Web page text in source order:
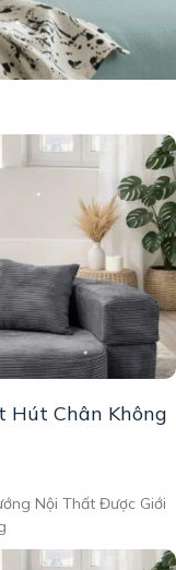
Hút Chân Không
Nội Thất Được Giới